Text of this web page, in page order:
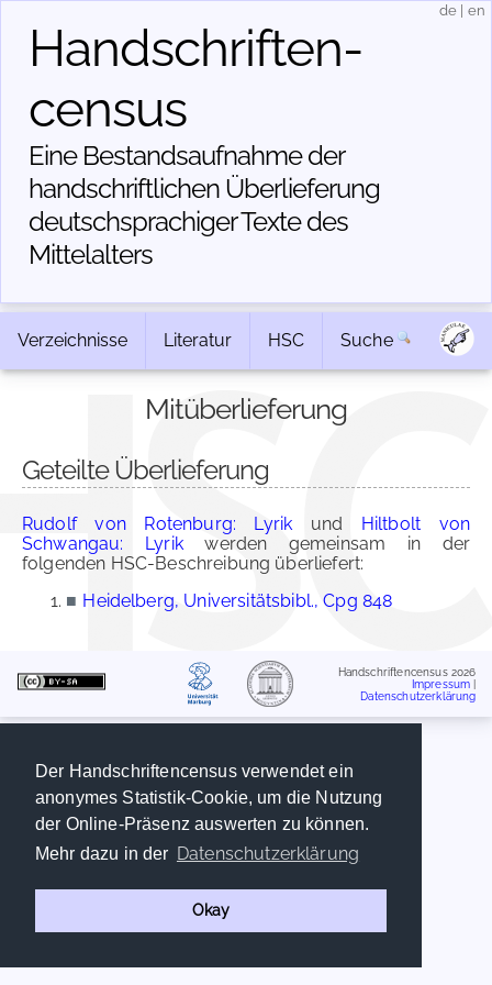
Der Handschriftencensus verwendet ein
anonymes Statistik-Cookie, um die Nutzung
der Online-Präsenz auswerten zu können.
Mehr dazu in der Datenschutzerklärung
Okay
Handschriften­
census
Eine Bestandsaufnahme der
handschriftlichen Über­lieferung
deutschsprachiger Texte des
Mittelalters
de en
Verzeichnisse Literatur HSC Suche
Mitüberlieferung
Geteilte Überlieferung
Rudolf von Rotenburg: Lyrik und Hiltbolt von
Schwangau: Lyrikwerden gemeinsam in der
folgenden HSC-Beschreibung überliefert:
■ Heidelberg, Universitätsbibl., Cpg 848
Handschriftencensus 2026
Impressum
Datenschutzerklärung